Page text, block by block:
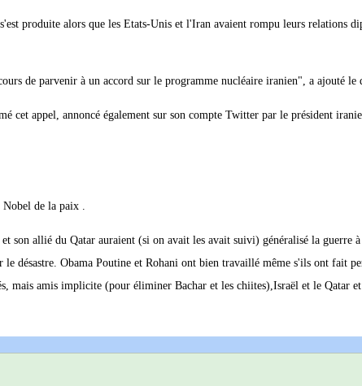
produite alors que les Etats-Unis et l'Iran avaient rompu leurs relations
de parvenir à un accord sur le programme nucléaire iranien", a ajouté le
cet appel, annoncé également sur son compte Twitter par le président
de la paix .
son allié du Qatar auraient (si on avait les avait suivi) généralisé la guerre
désastre. Obama Poutine et Rohani ont bien travaillé même s'ils ont fait
mais amis implicite (pour éliminer Bachar et les chiites),Israël et le Qatar et